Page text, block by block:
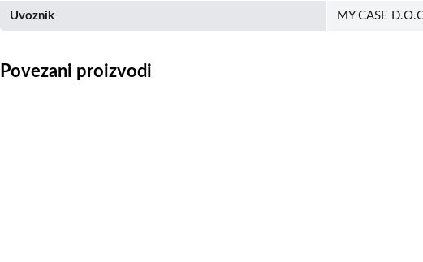
Uvoznik MY CASE
Povezani proizvodi